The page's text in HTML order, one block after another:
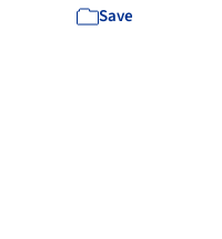
Save